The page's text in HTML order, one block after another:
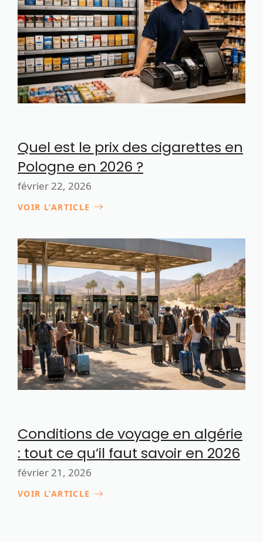
Quel est le prix des cigarettes en
Pologne en 2026 ?
février 22, 2026
VOIR L’ARTICLE
Conditions de voyage en algérie
: tout ce qu’il faut savoir en 2026
février 21, 2026
VOIR L’ARTICLE